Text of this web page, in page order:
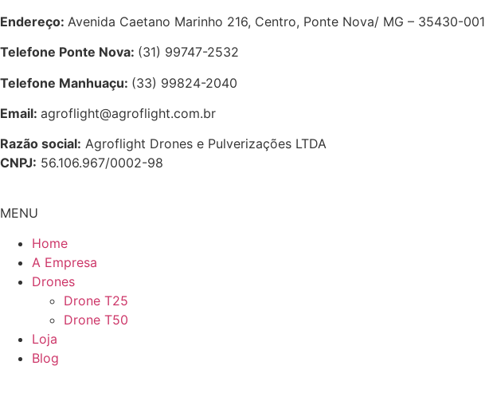
Endereço: Avenida Caetano Marinho 216, Centro, Ponte Nova/ MG – 35430-001
Telefone Ponte Nova: (31) 99747-2532
Telefone Manhuaçu: (33) 99824-2040
Email: agroflight@agroflight.com.br
Razão social: Agroflight Drones e Pulverizações LTDA
CNPJ: 56.106.967/0002-98
MENU
Home
A Empresa
Drones
Drone T25
Drone T50
Loja
Blog